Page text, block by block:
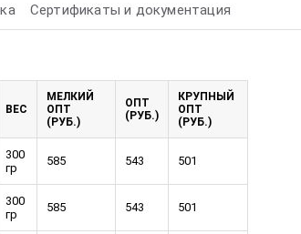
Сертификаты и документация
ВЕС
МЕЛКИЙ
ОПТ
(РУБ.)
ОПТ
(РУБ.)
КРУПНЫЙ
ОПТ
(РУБ.)
300
гр
585 543 501
300
гр
585 543 501